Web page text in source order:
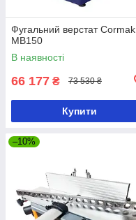
Фугальний верстат Cormak
MB150
В наявності
66 177 ₴ 73 530 ₴
Купити
–10%